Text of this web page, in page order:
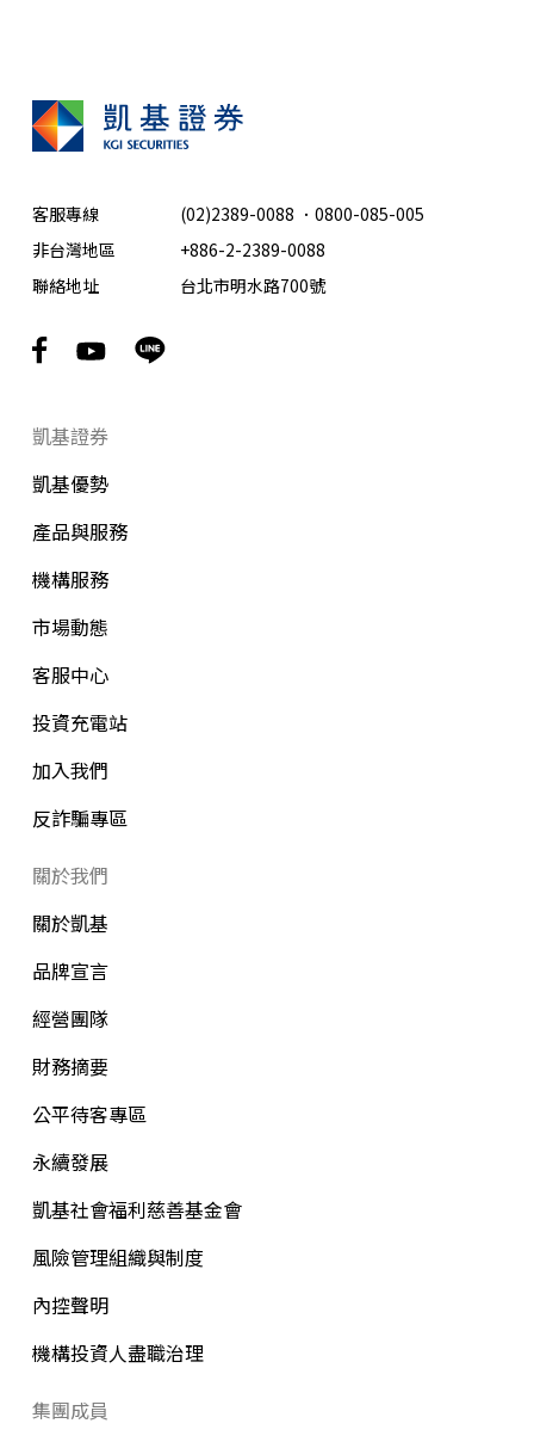
客服專線 (02)2389-0088 ． 0800-085-005
非台灣地區
+886-2-2389-0088
聯絡地址
台北市明水路700號
凱基證券
凱基優勢
產品與服務
機構服務
市場動態
客服中心
投資充電站
加入我們
反詐騙專區
關於我們
關於凱基
品牌宣言
經營團隊
財務摘要
公平待客專區
永續發展
凱基社會福利慈善基金會
風險管理組織與制度
內控聲明
機構投資人盡職治理
集團成員